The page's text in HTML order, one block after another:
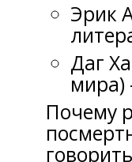
Эрик
Даг
мира)
Почему